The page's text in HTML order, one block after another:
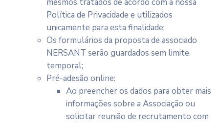
Política de Privacidade e utilizados
unicamente para esta finalidade;
Os formulários da proposta de associado
NERSANT serão guardados sem limite
temporal;
Pré-adesão online:
Ao preencher os dados para obter mais
informações sobre a Associação ou
solicitar reunião de recrutamento com